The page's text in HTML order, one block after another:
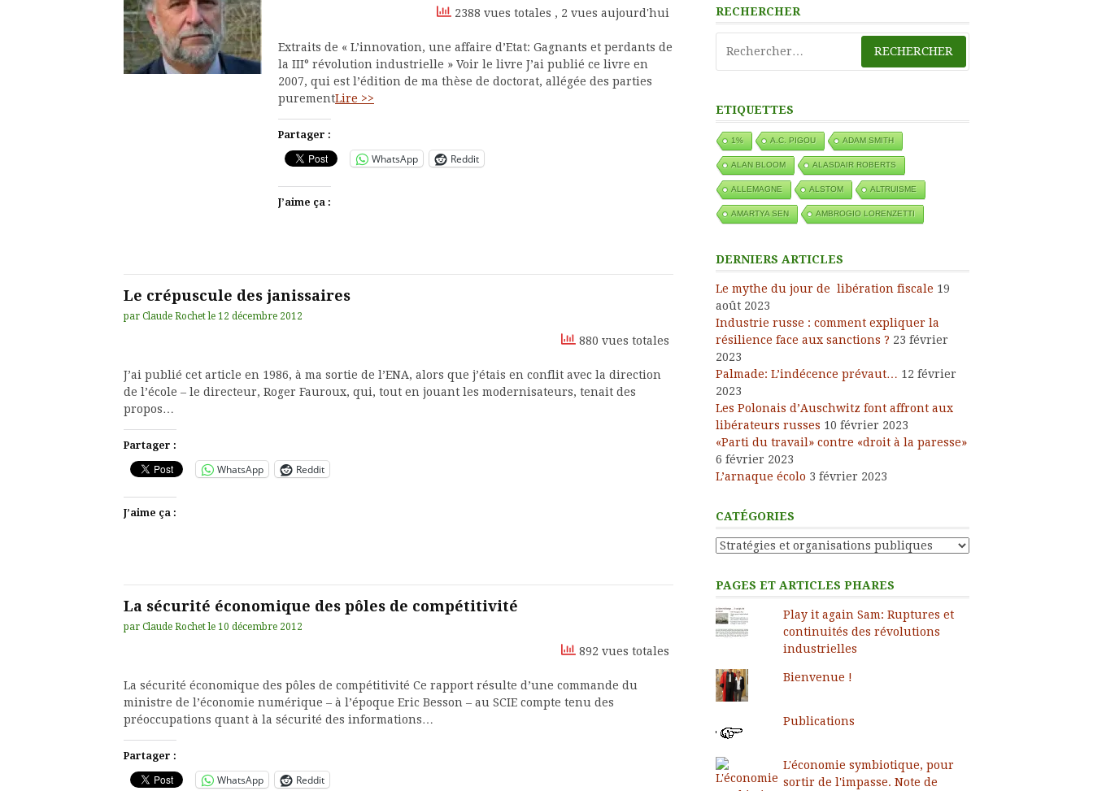
2388 vues totales , 2 vues aujourd'hui
Extraits de « L’innovation, une affaire d’Etat: Gagnants et perdants de
la III° révolution industrielle » Voir le livre J’ai publié ce livre en
2007, qui est l’édition de ma thèse de doctorat, allégée des parties
purementLire >>
Partager :
WhatsApp Reddit
J’aime ça :
Le crépuscule des janissaires
par Claude Rochet le 12 décembre 2012
880 vues totales
J’ai publié cet article en 1986, à ma sortie de l’ENA, alors que j’étais en conflit avec la direction
de l’école – le directeur, Roger Fauroux, qui, tout en jouant les modernisateurs, tenait des
propos…
Partager :
WhatsApp Reddit
J’aime ça :
La sécurité économique des pôles de compétitivité
par Claude Rochet le 10 décembre 2012
892 vues totales
La sécurité économique des pôles de compétitivité Ce rapport résulte d’une commande du
ministre de l’économie numérique – à l’époque Eric Besson – au SCIE compte tenu des
préoccupations quant à la sécurité des informations…
Partager :
WhatsApp Reddit
RECHERCHER
ETIQUETTES
1% A.C. PIGOU ADAM SMITH
ALAN BLOOM ALASDAIR ROBERTS
ALLEMAGNE ALSTOM ALTRUISME
AMARTYA SEN AMBROGIO LORENZETTI
DERNIERS ARTICLES
Le mythe du jour de libération fiscale 19
août 2023
Industrie russe : comment expliquer la
résilience face aux sanctions ? 23 février
2023
Palmade: L’indécence prévaut… 12 février
2023
Les Polonais d’Auschwitz font affront aux
libérateurs russes 10 février 2023
«Parti du travail» contre «droit à la paresse»
6 février 2023
L’arnaque écolo 3 février 2023
CATÉGORIES
Catégories
PAGES ET ARTICLES PHARES
Play it again Sam: Ruptures et
continuités des révolutions
industrielles
Bienvenue !
Publications
L'économie symbiotique, pour
sortir de l'impasse. Note de